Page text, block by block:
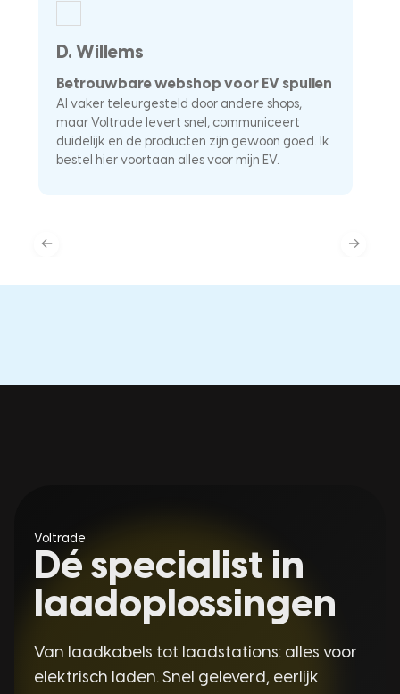
D. Willems
Betrouwbare webshop voor EV spullen
Al vaker teleurgesteld door andere shops,
maar Voltrade levert snel, communiceert
duidelijk en de producten zijn gewoon goed. Ik
bestel hier voortaan alles voor mijn EV.
← →
Voltrade
Dé specialist in
laadoplossingen
Van laadkabels tot laadstations: alles voor
elektrisch laden. Snel geleverd, eerlijk